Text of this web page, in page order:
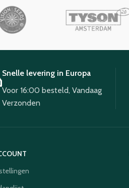
Snelle levering in Europa
Voor 16:00 besteld, Vandaag
Verzonden